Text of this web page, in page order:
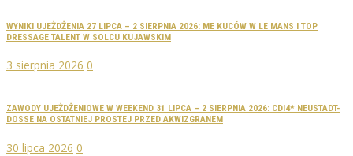
WYNIKI UJEŻDŻENIA 27 LIPCA – 2 SIERPNIA 2026: ME KUCÓW W LE MANS I TOP
DRESSAGE TALENT W SOLCU KUJAWSKIM
3 sierpnia 2026 0
ZAWODY UJEŻDŻENIOWE W WEEKEND 31 LIPCA – 2 SIERPNIA 2026: CDI4* NEUSTADT-
DOSSE NA OSTATNIEJ PROSTEJ PRZED AKWIZGRANEM
30 lipca 2026 0